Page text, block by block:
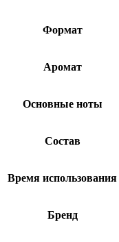
Формат
Аромат
Основные ноты
Состав
Время использования
Бренд